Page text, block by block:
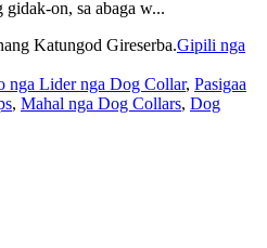
gidak-on, sa abaga w...
Katungod Gireserba.Gipili nga
nga Lider nga Dog Collar, Pasigaa
, Mahal nga Dog Collars, Dog